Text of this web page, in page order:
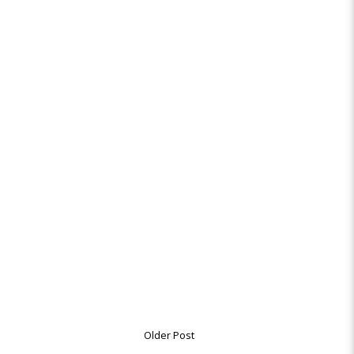
Older Post